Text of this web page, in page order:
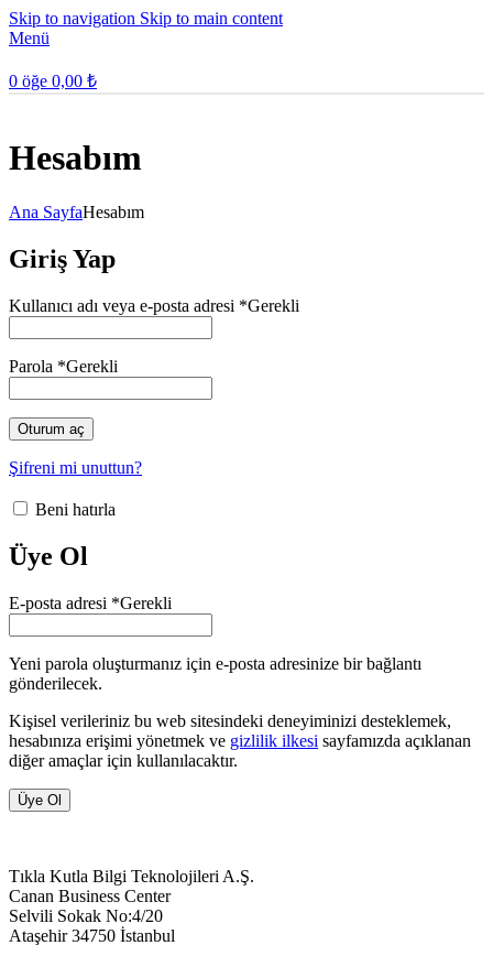
Skip to navigation Skip to main content
Menü
0 öğe 0,00 ₺
Hesabım
Ana SayfaHesabım
Giriş Yap
Kullanıcı adı veya e-posta adresi *Gerekli
Parola *Gerekli
Oturum aç
Şifreni mi unuttun?
Beni hatırla
Üye Ol
E-posta adresi *Gerekli
Yeni parola oluşturmanız için e-posta adresinize bir bağlantı
gönderilecek.
Kişisel verileriniz bu web sitesindeki deneyiminizi desteklemek,
hesabınıza erişimi yönetmek ve gizlilik ilkesi sayfamızda açıklanan
diğer amaçlar için kullanılacaktır.
Üye Ol
Tıkla Kutla Bilgi Teknolojileri A.Ş.
Canan Business Center
Selvili Sokak No:4/20
Ataşehir 34750 İstanbul